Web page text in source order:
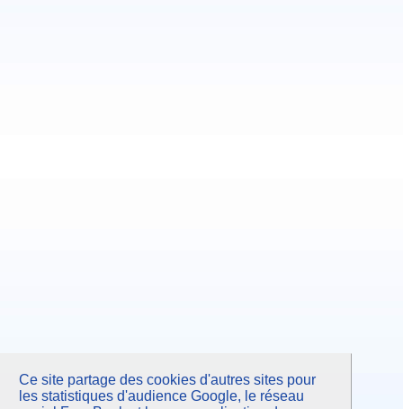
Ce site partage des cookies d'autres sites pour
les statistiques d'audience Google, le réseau